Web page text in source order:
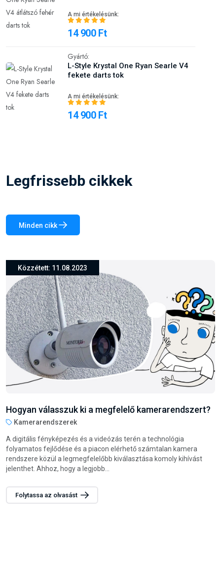
A mi értékelésünk:
14 900 Ft
Gyártó:
L-Style Krystal One Ryan Searle V4
fekete darts tok
A mi értékelésünk:
14 900 Ft
Legfrissebb cikkek
Minden cikk
Közzétett: 26.03.2024
Hogyan válasszunk darts nyilat?
Steel darts nyilak
A darts játék nemcsak szórakoztató, hanem remek módja annak
is, hogy fejlessze a csukló és az egész kar izmait. Legyen szó
családi vagy baráti összejövetelekről, esetleg munkahelyi
szórakozásról, a darts...
Folytassa az olvasást